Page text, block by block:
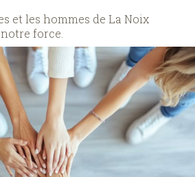
et les hommes de La Noix
force.